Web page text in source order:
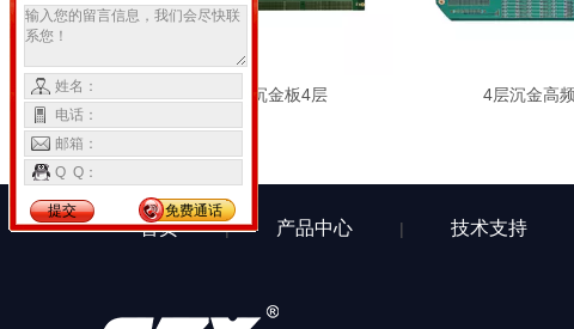
板 高频沉金板4层 4层沉金高频板
首页 | 产品中心 | 技术支持
姓名：
电话：
邮箱：
Q Q：
提交 免费通话